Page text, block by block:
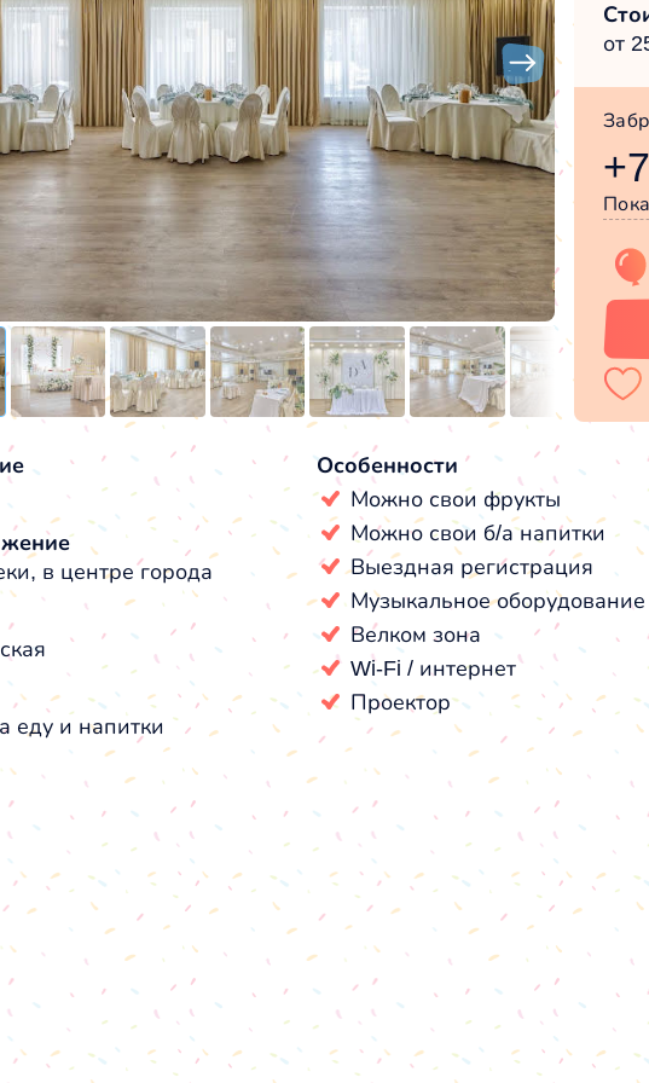
от
в центре города
еду и напитки
Особенности
Можно свои фрукты
Можно свои б/а напитки
Выездная регистрация
Музыкальное оборудование
Велком зона
Wi-Fi / интернет
Проектор